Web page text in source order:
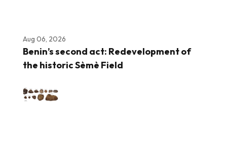
Aug 06, 2026
Benin’s second act: Redevelopment of
the historic Sèmè Field